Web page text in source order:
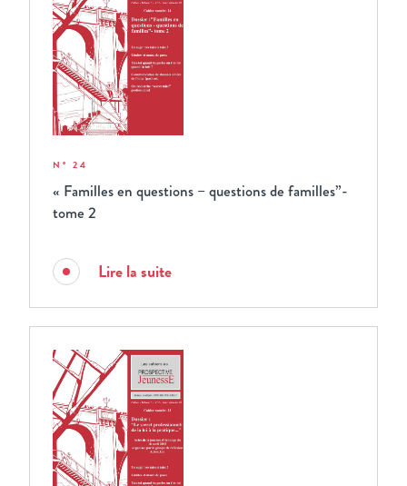
N° 24
« Familles en questions – questions de familles”-
tome 2
Lire la suite